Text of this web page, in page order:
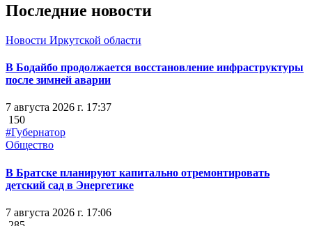
Последние новости
Новости Иркутской области
В Бодайбо продолжается восстановление инфраструктуры
после зимней аварии
7 августа 2026 г. 17:37
150
#Губернатор
Общество
В Братске планируют капитально отремонтировать
детский сад в Энергетике
7 августа 2026 г. 17:06